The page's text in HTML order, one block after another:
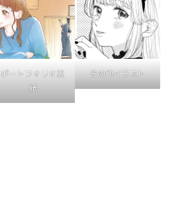
ポートフォリオ表
紙
その他イラスト